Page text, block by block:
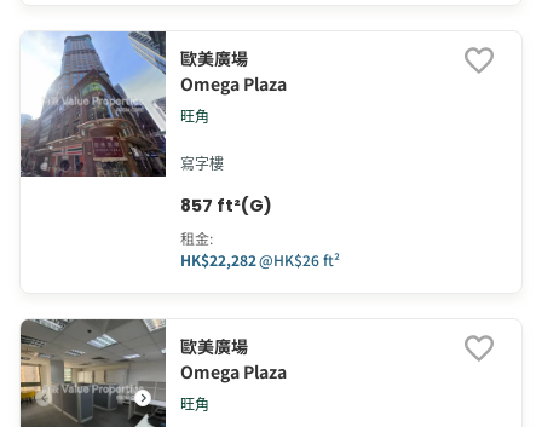
歐美廣場
Omega Plaza
旺角
寫字樓
857 ft²(G)
租金:
HK$22,282@HK$26 ft²
歐美廣場
Omega Plaza
旺角